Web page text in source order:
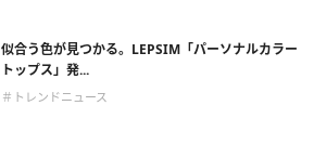
似合う色が見つかる。LEPSIM「パーソナルカラー
トップス」発...
＃トレンドニュース